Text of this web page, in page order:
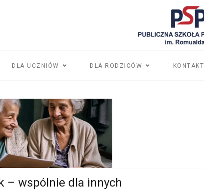
DLA UCZNIÓW DLA RODZICÓW KONTAKT
– wspólnie dla innych